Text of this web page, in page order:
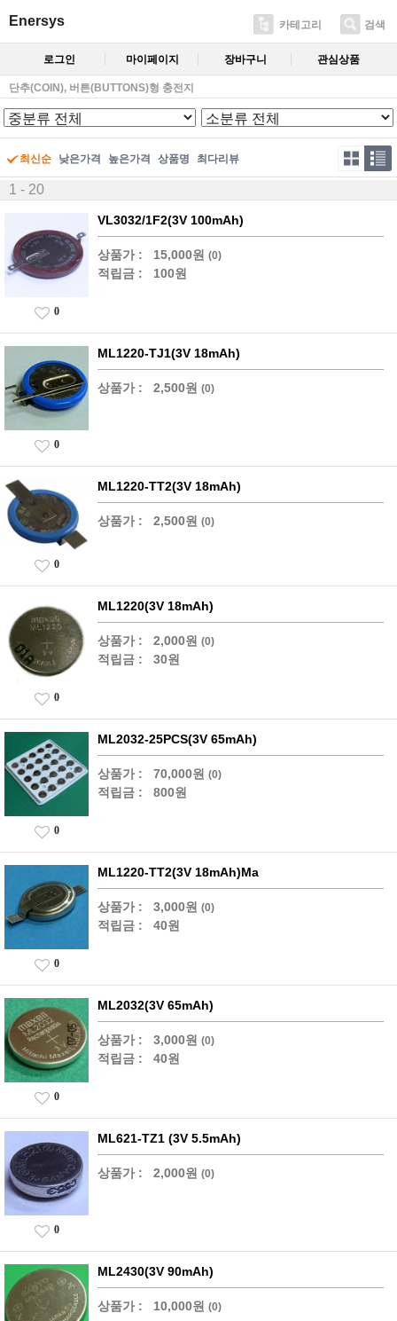
Enersys 카테고리 검색
로그인 마이페이지 장바구니 관심상품
단추(COIN), 버튼(BUTTONS)형 충전지
최신순 낮은가격 높은가격 상품명 최다리뷰
1 - 20
VL3032/1F2(3V 100mAh)
상품가 : 15,000원 (0)
적립금 : 100원
0
ML1220-TJ1(3V 18mAh)
상품가 : 2,500원 (0)
0
ML1220-TT2(3V 18mAh)
상품가 : 2,500원 (0)
0
ML1220(3V 18mAh)
상품가 : 2,000원 (0)
적립금 : 30원
0
ML2032-25PCS(3V 65mAh)
상품가 : 70,000원 (0)
적립금 : 800원
0
ML1220-TT2(3V 18mAh)Ma
상품가 : 3,000원 (0)
적립금 : 40원
0
ML2032(3V 65mAh)
상품가 : 3,000원 (0)
적립금 : 40원
0
ML621-TZ1 (3V 5.5mAh)
상품가 : 2,000원 (0)
0
ML2430(3V 90mAh)
상품가 : 10,000원 (0)